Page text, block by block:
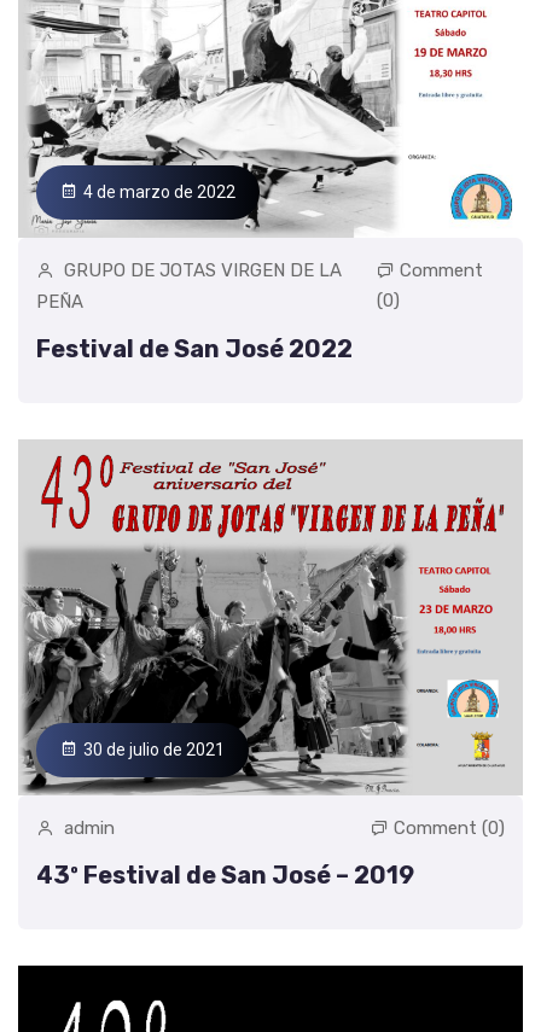
4 de marzo de 2022
GRUPO DE JOTAS VIRGEN DE LA
PEÑA
Comment
(0)
Festival de San José 2022
30 de julio de 2021
admin Comment (0)
43º Festival de San José – 2019